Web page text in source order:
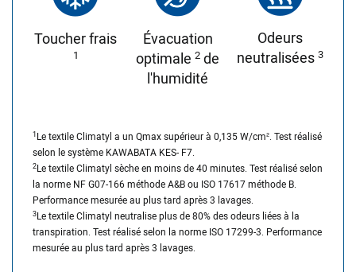
Toucher frais
1
Évacuation
optimale2 de
l'humidité
Odeurs
neutralisées3
1Le textile Climatyl a un Qmax supérieur à 0,135 W/cm². Test réalisé
selon le système KAWABATA KES- F7.
2Le textile Climatyl sèche en moins de 40 minutes. Test réalisé selon
la norme NF G07-166 méthode A&B ou ISO 17617 méthode B.
Performance mesurée au plus tard après 3 lavages.
3Le textile Climatyl neutralise plus de 80% des odeurs liées à la
transpiration. Test réalisé selon la norme ISO 17299-3. Performance
mesurée au plus tard après 3 lavages.